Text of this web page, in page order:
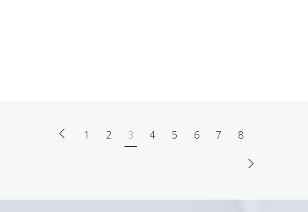
1 2 3 4 5 6 7 8